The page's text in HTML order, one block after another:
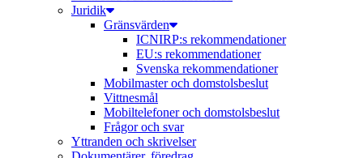
Juridik
Gränsvärden
ICNIRP:s rekommendationer
EU:s rekommendationer
Svenska rekommendationer
Mobilmaster och domstolsbeslut
Vittnesmål
Mobiltelefoner och domstolsbeslut
Frågor och svar
Yttranden och skrivelser